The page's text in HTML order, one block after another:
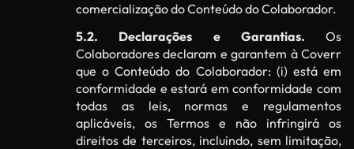
comercialização do Conteúdo do Colaborador.
5.2. Declarações e Garantias. Os
Colaboradores declaram e garantem à Coverr
que o Conteúdo do Colaborador: (i) está em
conformidade e estará em conformidade com
todas as leis, normas e regulamentos
aplicáveis, os Termos e não infringirá os
direitos de terceiros, incluindo, sem limitação,